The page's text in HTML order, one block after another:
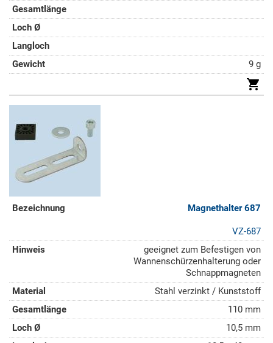
9 g
Magnethalter 687
VZ-687
geeignet zum Befestigen von
Wannenschürzenhalterung oder
Schnappmagneten
Stahl verzinkt / Kunststoff
110 mm
10,5 mm